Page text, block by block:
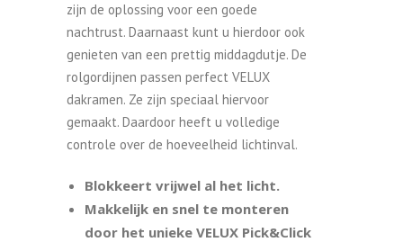
zijn de oplossing voor een goede
nachtrust. Daarnaast kunt u hierdoor ook
genieten van een prettig middagdutje. De
rolgordijnen passen perfect VELUX
dakramen. Ze zijn speciaal hiervoor
gemaakt. Daardoor heeft u volledige
controle over de hoeveelheid lichtinval.
Blokkeert vrijwel al het licht.
Makkelijk en snel te monteren
door het unieke VELUX Pick&Click